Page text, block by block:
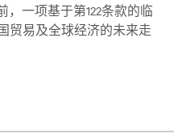
，一项基于第122条款的临
贸易及全球经济的未来走
年度经济报告 *